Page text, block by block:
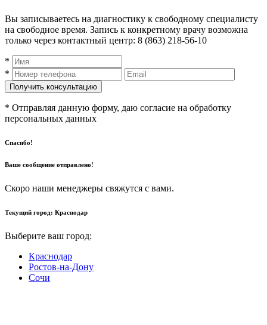
Вы записываетесь на диагностику к свободному специалисту
на свободное время. Запись к конкретному врачу возможна
только через контактный центр: 8 (863) 218-56-10
*
*
* Отправляя данную форму, даю согласие на обработку
персональных данных
Спасибо!
Ваше сообщение отправлено!
Скоро наши менеджеры свяжутся с вами.
Текущий город: Краснодар
Выберите ваш город:
Краснодар
Ростов-на-Дону
Сочи